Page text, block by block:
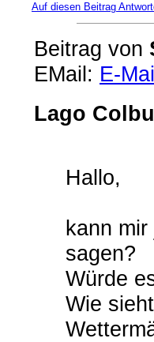
Auf diesen Beitrag
Beitrag von
EMail: E-Mail
Lago
Hallo,
kann
sagen?
Würde
Wie